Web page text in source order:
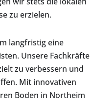
zu erzielen.
langfristig eine
Unsere Fachkräfte
zu verbessern und
Mit innovativen
Boden in Northeim